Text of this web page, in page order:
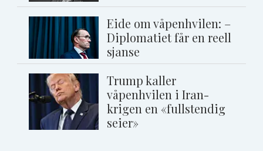
Eide om våpenhvilen: –
Diplomatiet får en reell
sjanse
Trump kaller
våpenhvilen i Iran-
krigen en «fullstendig
seier»